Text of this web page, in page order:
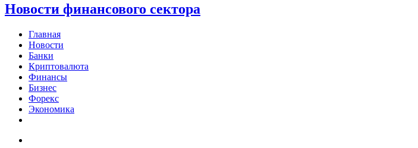
Новости финансового сектора
Главная
Новости
Банки
Криптовалюта
Финансы
Бизнес
Форекс
Экономика